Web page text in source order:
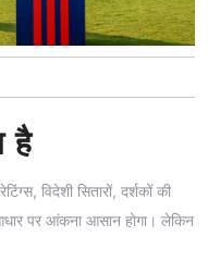
है
विदेशी सितारों, दर्शकों की
पर आंकना आसान होगा। लेकिन